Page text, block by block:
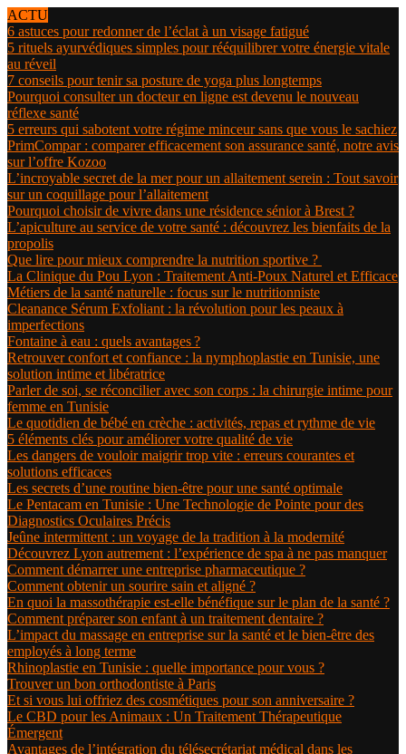
ACTU
6 astuces pour redonner de l’éclat à un visage fatigué
5 rituels ayurvédiques simples pour rééquilibrer votre énergie vitale
au réveil
7 conseils pour tenir sa posture de yoga plus longtemps
Pourquoi consulter un docteur en ligne est devenu le nouveau
réflexe santé
5 erreurs qui sabotent votre régime minceur sans que vous le sachiez
PrimCompar : comparer efficacement son assurance santé, notre avis
sur l’offre Kozoo
L’incroyable secret de la mer pour un allaitement serein : Tout savoir
sur un coquillage pour l’allaitement
Pourquoi choisir de vivre dans une résidence sénior à Brest ?
L’apiculture au service de votre santé : découvrez les bienfaits de la
propolis
Que lire pour mieux comprendre la nutrition sportive ?
La Clinique du Pou Lyon : Traitement Anti-Poux Naturel et Efficace
Métiers de la santé naturelle : focus sur le nutritionniste
Cleanance Sérum Exfoliant : la révolution pour les peaux à
imperfections
Fontaine à eau : quels avantages ?
Retrouver confort et confiance : la nymphoplastie en Tunisie, une
solution intime et libératrice
Parler de soi, se réconcilier avec son corps : la chirurgie intime pour
femme en Tunisie
Le quotidien de bébé en crèche : activités, repas et rythme de vie
5 éléments clés pour améliorer votre qualité de vie
Les dangers de vouloir maigrir trop vite : erreurs courantes et
solutions efficaces
Les secrets d’une routine bien-être pour une santé optimale
Le Pentacam en Tunisie : Une Technologie de Pointe pour des
Diagnostics Oculaires Précis
Jeûne intermittent : un voyage de la tradition à la modernité
Découvrez Lyon autrement : l’expérience de spa à ne pas manquer
Comment démarrer une entreprise pharmaceutique ?
Comment obtenir un sourire sain et aligné ?
En quoi la massothérapie est-elle bénéfique sur le plan de la santé ?
Comment préparer son enfant à un traitement dentaire ?
L’impact du massage en entreprise sur la santé et le bien-être des
employés à long terme
Rhinoplastie en Tunisie : quelle importance pour vous ?
Trouver un bon orthodontiste à Paris
Et si vous lui offriez des cosmétiques pour son anniversaire ?
Le CBD pour les Animaux : Un Traitement Thérapeutique
Émergent
Avantages de l’intégration du télésecrétariat médical dans les